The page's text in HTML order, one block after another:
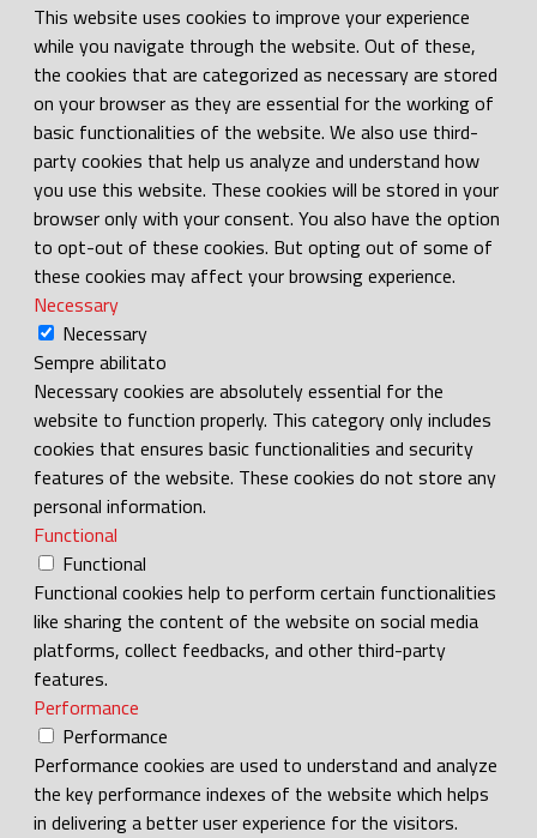
This website uses cookies to improve your experience
while you navigate through the website. Out of these,
the cookies that are categorized as necessary are stored
on your browser as they are essential for the working of
basic functionalities of the website. We also use third-
party cookies that help us analyze and understand how
you use this website. These cookies will be stored in your
browser only with your consent. You also have the option
to opt-out of these cookies. But opting out of some of
these cookies may affect your browsing experience.
Necessary
Necessary
Sempre abilitato
Necessary cookies are absolutely essential for the
website to function properly. This category only includes
cookies that ensures basic functionalities and security
features of the website. These cookies do not store any
personal information.
Functional
Functional
Functional cookies help to perform certain functionalities
like sharing the content of the website on social media
platforms, collect feedbacks, and other third-party
features.
Performance
Performance
Performance cookies are used to understand and analyze
the key performance indexes of the website which helps
in delivering a better user experience for the visitors.